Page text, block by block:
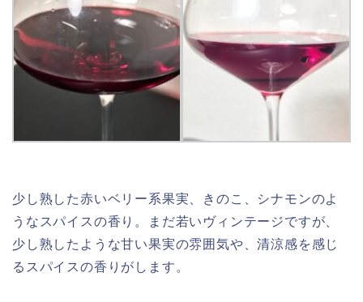
少し熟した赤いベリー系果実、きのこ、シナモンのよ
うなスパイスの香り。まだ若いヴィンテージですが、
少し熟したような甘い果実の雰囲気や、清涼感を感じ
るスパイスの香りがします。